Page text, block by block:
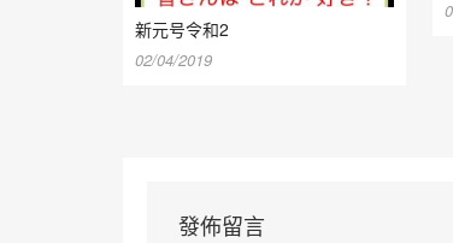
新元号令和2
02/04/2019
發佈留言